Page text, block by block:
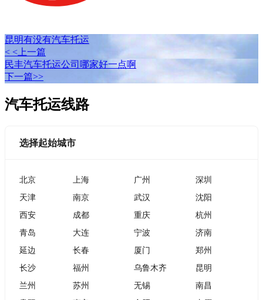
昆明有没有汽车托运
< <上一篇
民丰汽车托运公司哪家好一点啊
下一篇>>
汽车托运线路
选择起始城市
北京 上海 广州
深圳
天津
南京 武汉
沈阳
西安
成都 重庆
杭州
青岛
大连 宁波
济南
延边
长春 厦门
郑州
长沙
福州 乌鲁木齐
昆明
兰州
苏州 无锡
南昌